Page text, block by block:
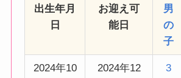
出生年月
日
お迎え可
能日
男
の
子
2024年10
2024年12
3